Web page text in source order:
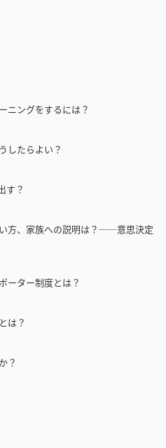
ニングをするには？
したらよい？
す？
方、家族への説明は？──意思決定
ーター制度とは？
は？
？